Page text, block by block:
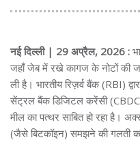
नई दिल्ली | 29 अप्रैल, 2026 :
जहाँ जेब में रखे कागज के नोटों की
ली है। भारतीय रिज़र्व बैंक (RBI)
सेंट्रल बैंक डिजिटल करेंसी
मील का पत्थर साबित हो रहा है।
(जैसे बिटकॉइन) समझने की गलती